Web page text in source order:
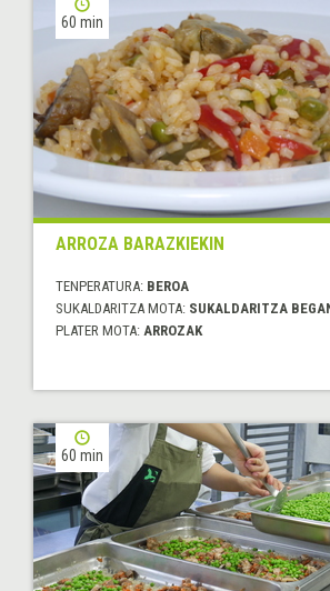
60 min
ARROZA BARAZKIEKIN
TENPERATURA: BEROA
SUKALDARITZA MOTA: SUKALDARITZA
PLATER MOTA: ARROZAK
60 min